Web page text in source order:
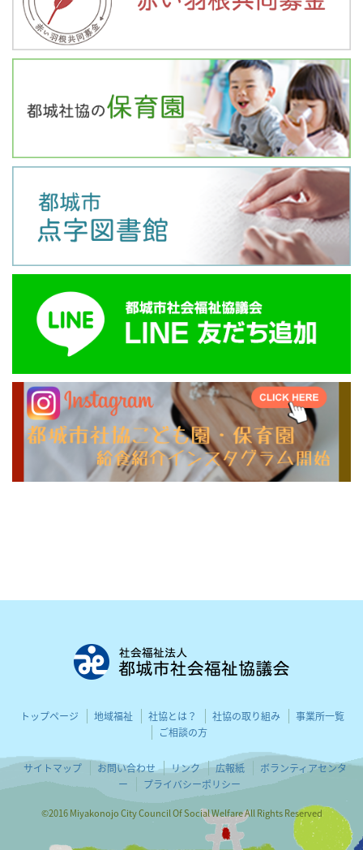
トップページ 地域福祉 社協とは？ 社協の取り組み
事業所一覧
ご相談の方
サイトマップ お問い合わせ リンク 広報紙
ボランティアセンタ
ー
プライバシーポリシー
©2016 Miyakonojo City Council Of Social Welfare All Rights Reserved